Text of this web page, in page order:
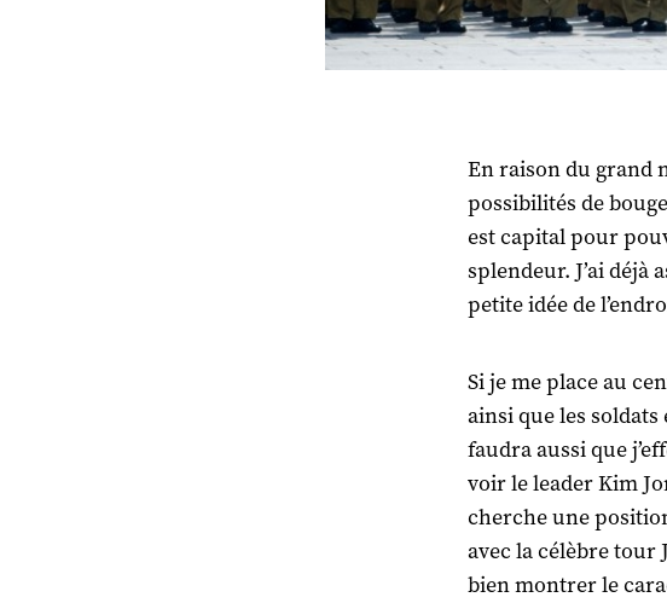
En raison du grand
possibilités de
est capital pour
splendeur. J’ai déjà
petite idée de
Si je me place au
ainsi que les
faudra aussi que
voir le leader Kim
cherche une
avec la célèbre tour
bien montrer le